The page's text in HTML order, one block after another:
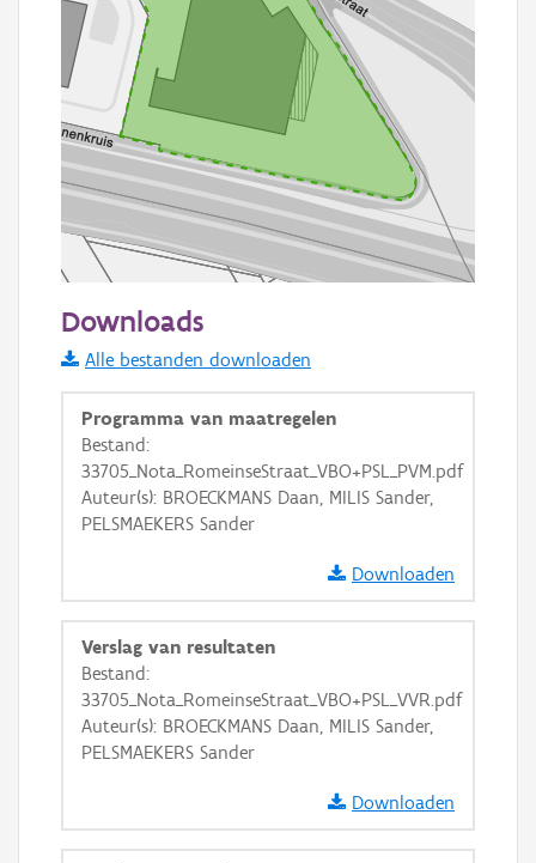
Informatie Vlaanderen
i
+ −
Basis Lagen
OSM-Basiskaart
Ortho
Downloads
Alle bestanden downloaden
Programma van maatregelen
Bestand:
33705_Nota_RomeinseStraat_VBO+PSL_PVM.pdf
Auteur(s): BROECKMANS Daan, MILIS Sander,
PELSMAEKERS Sander
Downloaden
Verslag van resultaten
Bestand:
33705_Nota_RomeinseStraat_VBO+PSL_VVR.pdf
Auteur(s): BROECKMANS Daan, MILIS Sander,
PELSMAEKERS Sander
Downloaden